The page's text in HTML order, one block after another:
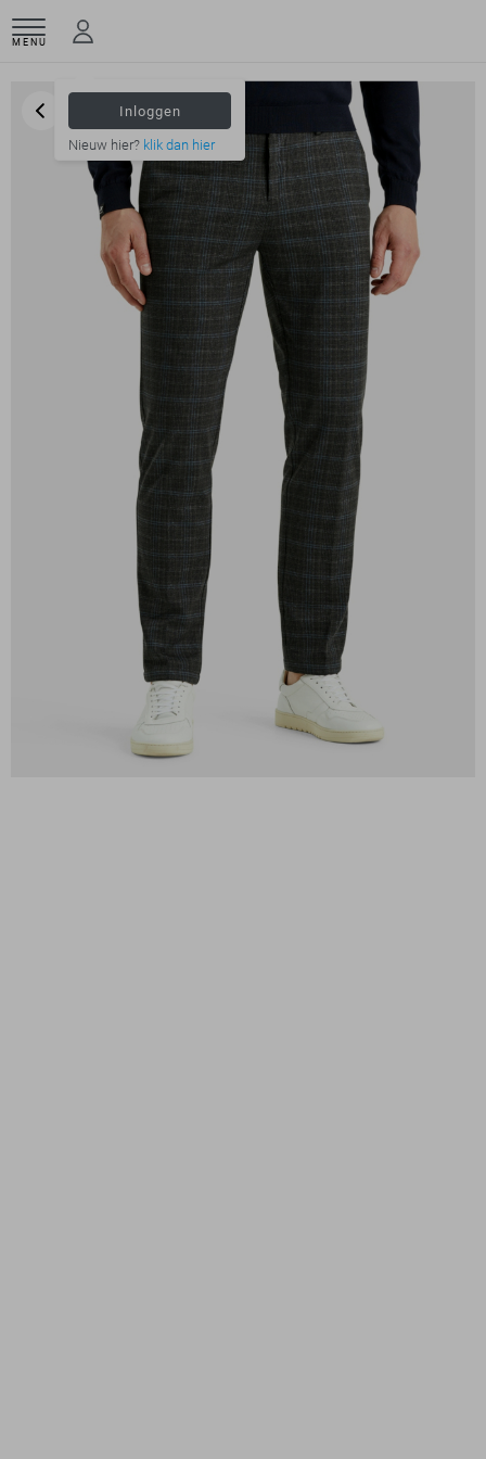
MENU
Inloggen
Nieuw hier? klik dan hier